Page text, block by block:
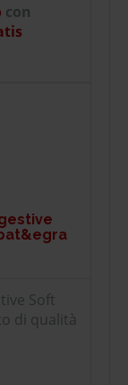
con
Soft
di qualità